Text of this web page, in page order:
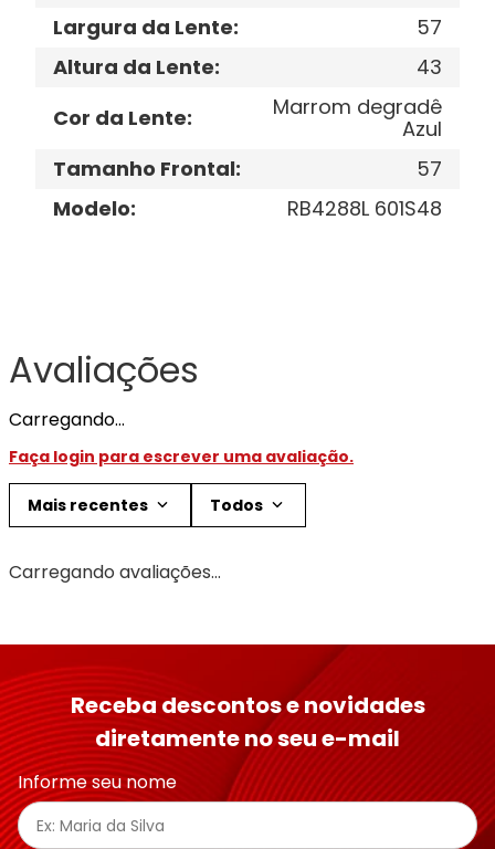
Largura da Lente:
57
Altura da Lente:
43
Cor da Lente:
Marrom degradê
Azul
Tamanho Frontal:
57
Modelo: RB4288L 601S48
Avaliações
Carregando…
Faça login para escrever uma avaliação.
Mais recentes Todos
Carregando avaliações…
Receba descontos e novidades
diretamente no seu e-mail
Informe seu nome